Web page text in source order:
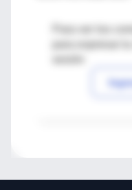
Para ver los